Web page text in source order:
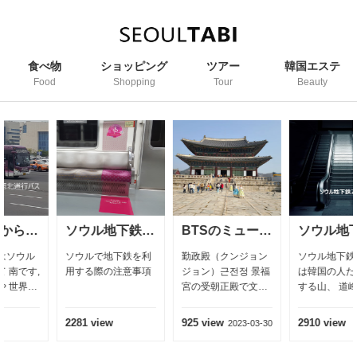
食べ物
Food
ショッピング
Shopping
ツアー
Tour
韓国エステ
Beauty
ソウル地下鉄のエチケット
ソウルで地下鉄を利
用する際の注意事項
BTSのミュージックビデオの場所 音楽はダイナマイト
勤政殿（クンジョン
ジョン）근전정 景福
宮の受朝正殿で文武
する国家の儀式を行
2023-03-30
ソウル地下鉄7号線
ソウル地下鉄7号線
は韓国の人たちが愛
する山、 道峰山と 水
南地区を回って京畿
2910 view